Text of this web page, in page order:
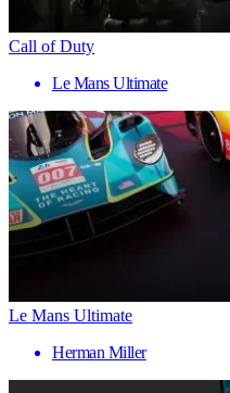
Call of Duty
Le Mans Ultimate
Le Mans Ultimate
Herman Miller